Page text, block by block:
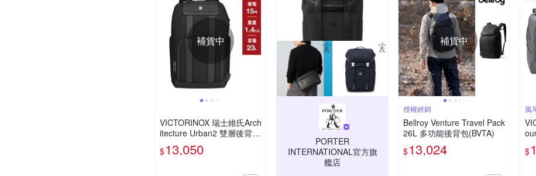
補貨中
VICTORINOX 瑞士維氏Arch
itecture Urban2 雙層後背
包-黑
$13,050
PORTER
INTERNATIONAL官方旗
艦店
補貨中
授權經銷
Bellroy Venture Travel Pack
26L 多功能後背包(BVTA)
$13,024
風
$